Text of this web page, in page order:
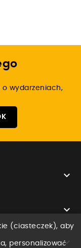
o wydarzeniach,



(ciasteczek), aby
personalizować